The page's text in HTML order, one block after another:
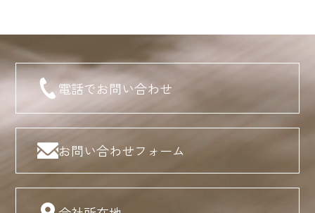
電話でお問い合わせ
お問い合わせフォーム